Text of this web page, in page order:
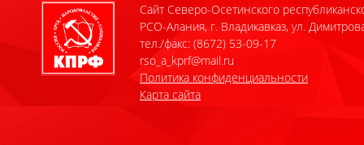
Сайт Северо-Осетинского
РСО-Алания, г. Владикавказ, ул.
тел./факс: (8672) 53-09-17
rso_a_kprf@mail.ru
Политика конфиденциальности
Карта сайта